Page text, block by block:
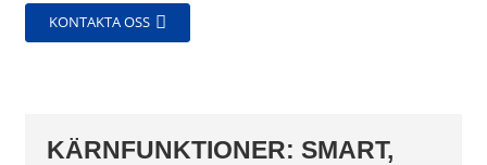
KONTAKTA OSS
KÄRNFUNKTIONER: SMART,